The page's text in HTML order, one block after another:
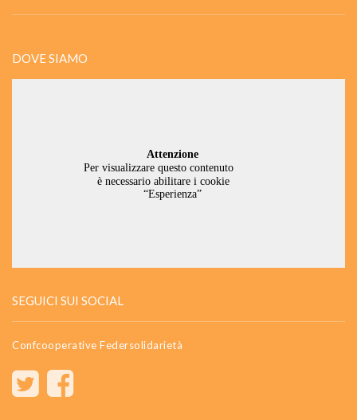
DOVE SIAMO
SEGUICI SUI SOCIAL
Confcooperative Federsolidarietà